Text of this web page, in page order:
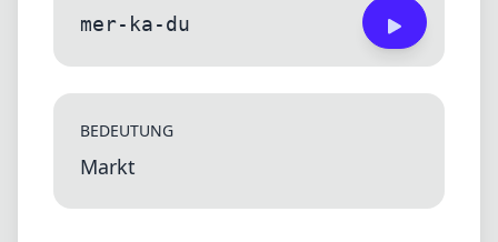
mer-ka-du
BEDEUTUNG
Markt